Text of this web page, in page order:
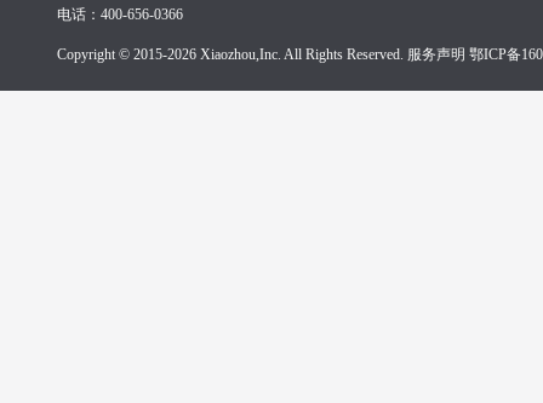
电话：400-656-0366
Copyright © 2015-2026 Xiaozhou,Inc. All Rights Reserved. 服务声明 鄂ICP备